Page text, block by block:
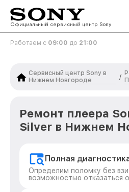
Официальный сервисный центр Sony
Работаем с 09:00 до 21:00
Сервисный центр Sony в
Нижнем Новгороде
/
Ремонт плеера
Silver в Нижнем
Полная
Определим поломку без
возможностью отказаться